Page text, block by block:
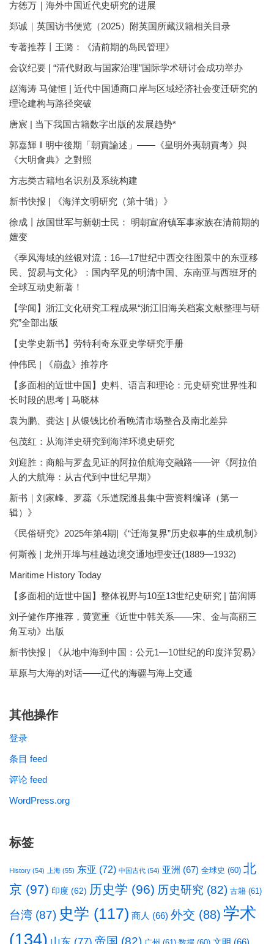
方徳万｜海外中国近代史研究的进展
郑诚｜英国访书便览（2025）附英国所藏汉籍相关目录
专著推荐丨王潞：《清前期的岛民管理》
会议纪要 | “清代财政与国家治理”国际学术研讨会成功举办
赵海涛 马健恒 | 近代中国通商口岸与区域经济社会变迁研究的
理论建构与路径突破
唐宸 | 当下我国古籍数字出版的发展趋势*
郭嘉輝 ‖ 明中後期「朝貢論述」——《皇明外夷朝貢考》與
《大明會典》之對照
方志类古籍地名识别及系统构建
新书快报 | 《海洋文明研究（第十辑）》
徐成丨故国世军与新朝士民： 明朝宣府镇军事家族在清前期的
嬗变
《季风海域的丝银对流：16—17世纪中西交往图景中的东亚移
民、贸易与文化》：国内罕见的明清中国、东南亚与西班牙的
全球互动史新著！
【学闻】浙江文化研究工程成果“浙江旧海关档案文献整理与研
究”全部出版
【史学史新书】劳特利奇东亚史学研究手册
仲伟民 | 《崩盘》推荐序
【多面相的近世中国】史料、语言和理论：元史研究世界性和
长时段的思考 | 马晓林
袁为鹏、龚达 | 从银钱比价看晚清市场整合及南北差异
包茂红：从海洋史研究到海洋环境史研究
刘迎胜：商船与罗盘见证的阿拉伯航海交融路——评《阿拉伯
人的大航海：从古代到中世纪早期》
新书｜刘家峰、罗蕊《乐道院潍县集中营资料编译（第一
辑）》
《民俗研究》2025年第4期|《“迁海复界”历史叙事的生成机制》
何斯薇 | 龙州开埠与桂越边境交通地理变迁(1889—1932)
Maritime History Today
【多面相的近世中国】整体视野与10至13世纪史研究 | 苗润博
刘子健作序推荐，黄宽重《近世中韩关系——宋、金与高丽三
角互动》出版
新书快报 | 《从地中海到中国：公元1—10世纪的印度洋贸易》
草原与大海的对话——辽代的海疆与海上交通
其他操作
登录
条目 feed
评论 feed
WordPress.org
标签
History (54) 上海 (55) 东亚 (72) 中国古代 (54) 亚洲 (67) 全球史 (60) 北
京 (97) 印度 (62) 历史学 (96) 历史研究 (82) 古籍 (61)
台湾 (87) 史学 (117) 商人 (66) 外交 (88) 学术
(134) 山东 (77) 帝国 (82)